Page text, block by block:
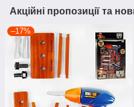
Акційні пропозиції та
–17%